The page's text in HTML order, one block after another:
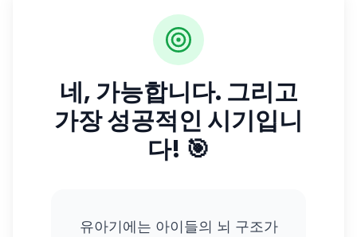
네, 가능합니다. 그리고
가장 성공적인 시기입니
다! 🎯
유아기에는 아이들의 뇌 구조가